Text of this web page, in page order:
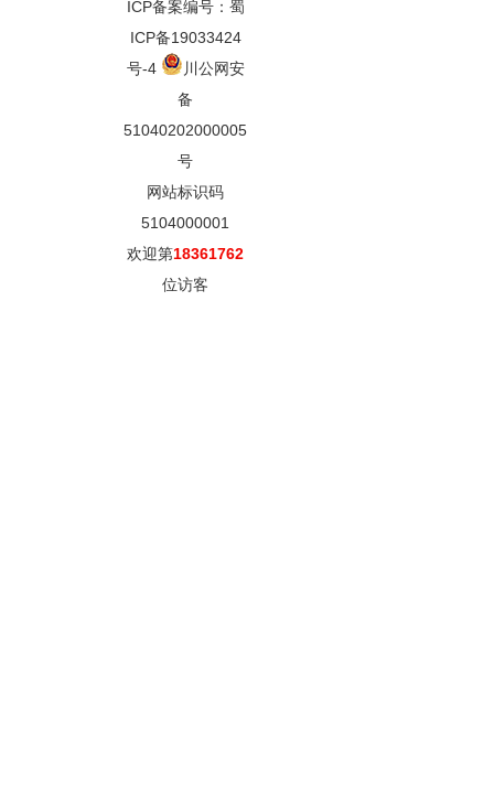
ICP备案编号：蜀
ICP备19033424
号-4
川公网安
备
51040202000005
号
网站标识码
5104000001
欢迎第18361762
位访客